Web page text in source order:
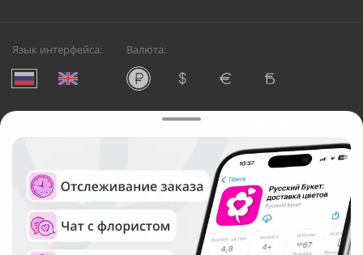
Язык интерфейса: Валюта:
Служба круглосуточной доставки цветов в Москве
Русский Букет, 2026
Общество с ограниченной ответственностью «Технология»
ОГРН: 1195476081745, ИНН: 5410081997
Юридический адрес: г. Новосибирск, ул. Ипподромская,
д.42, оф. 3